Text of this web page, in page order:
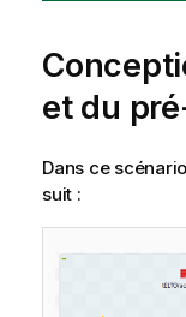
et du
Dans ce
suit :